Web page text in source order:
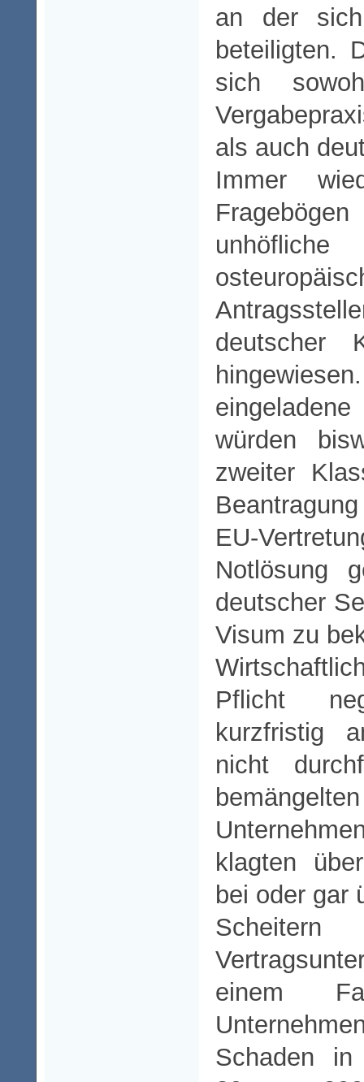
an der
beteiligten.
sich
als auch
Immer
deutscher
würden
zweiter
EU-
Notlösung
deutscher
Visum zu
Pflicht
kurzfristig
nicht
klagten
bei oder gar
einem
Schaden in